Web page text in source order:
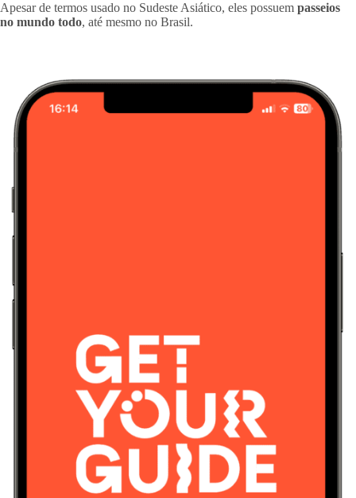
Apesar de termos usado no Sudeste Asiático, eles possuem passeios
no mundo todo, até mesmo no Brasil.